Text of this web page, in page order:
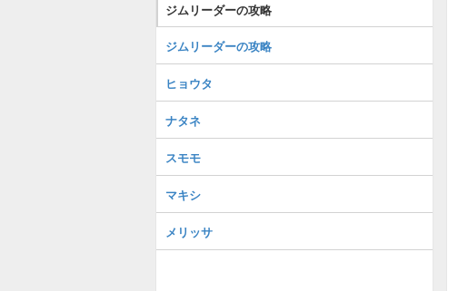
ジムリーダーの攻略
ジムリーダーの攻略
ヒョウタ
ナタネ
スモモ
マキシ
メリッサ